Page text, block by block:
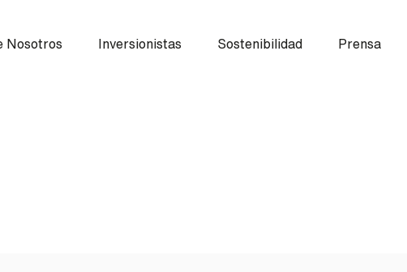
Nosotros
Inversionistas Sostenibilidad Prensa